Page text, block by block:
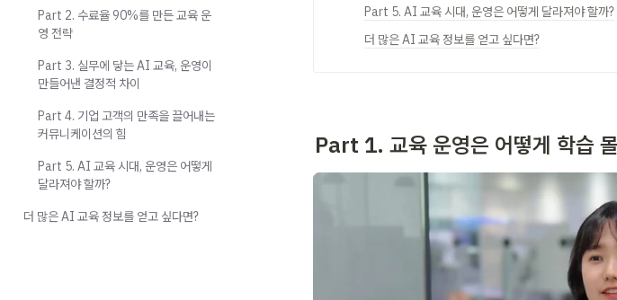
Part 5. AI 교육 시대, 운영은 어떻게 달라져야 할까?
더 많은 AI 교육 정보를 얻고 싶다면?
Part 1. 교육 운영은 어떻게 학습
Part 2. 수료율 90%를 만든 교육 운
영 전략
Part 3. 실무에 닿는 AI 교육, 운영이
만들어낸 결정적 차이
Part 4. 기업 고객의 만족을 끌어내는
커뮤니케이션의 힘
Part 5. AI 교육 시대, 운영은 어떻게
달라져야 할까?
더 많은 AI 교육 정보를 얻고 싶다면?